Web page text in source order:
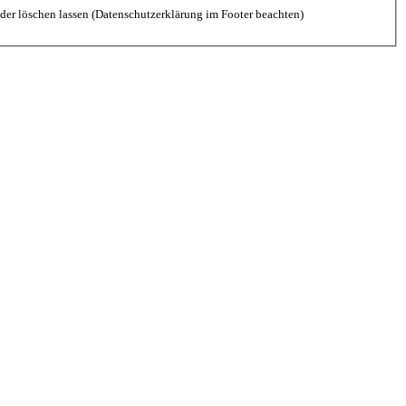
löschen lassen (Datenschutzerklärung im Footer beachten)